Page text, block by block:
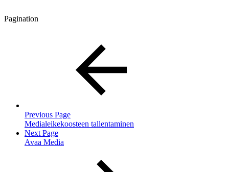
Pagination
Previous Page
Medialeikekoosteen tallentaminen
Next Page
Avaa Media